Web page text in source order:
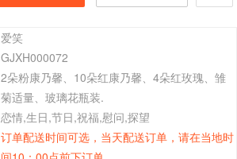
爱笑
GJXH000072
2朵粉康乃馨、10朵红康乃馨、4朵红玫瑰、雏
菊适量、玻璃花瓶装.
恋情,生日,节日,祝福,慰问,探望
订单配送时间可选，当天配送订单，请在当地时